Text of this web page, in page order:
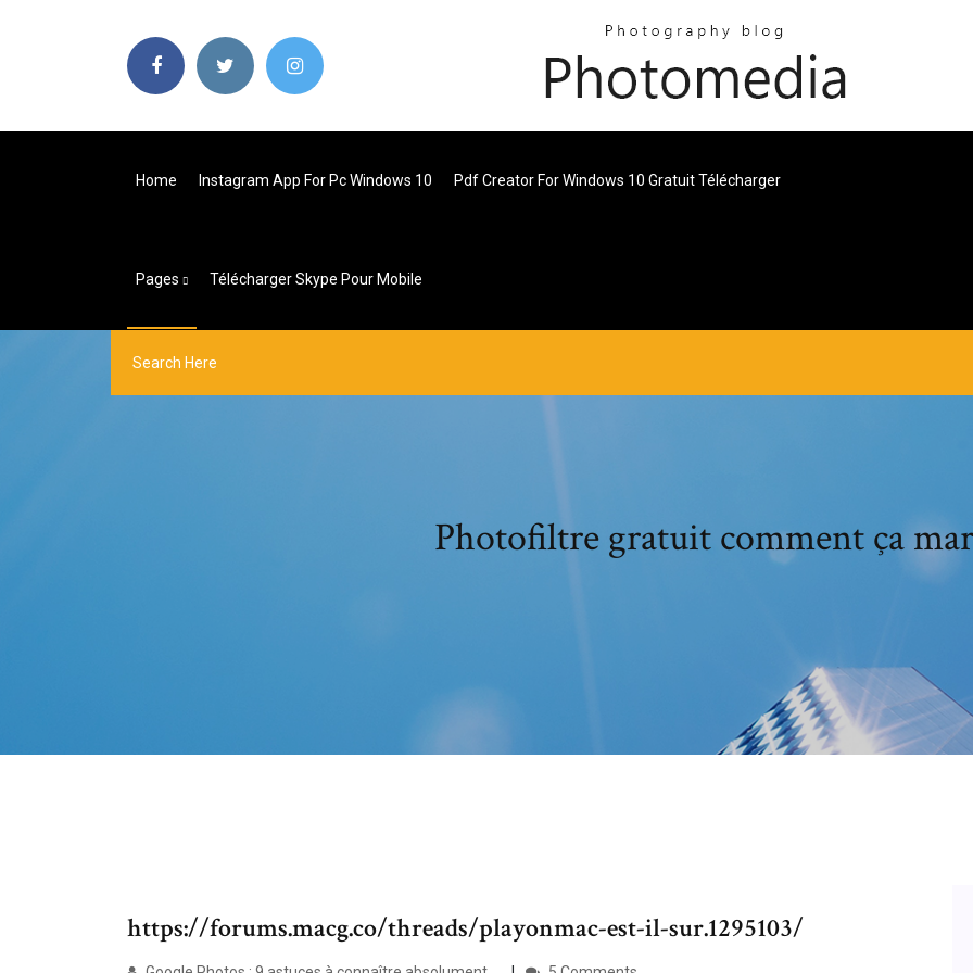
Home Instagram App For Pc Windows 10 Pdf Creator For Windows 10 Gratuit Télécharger
Pages Télécharger Skype Pour Mobile
Photofiltre gratuit comment ça
https://forums.macg.co/threads/playonmac-est-il-sur.1295103/